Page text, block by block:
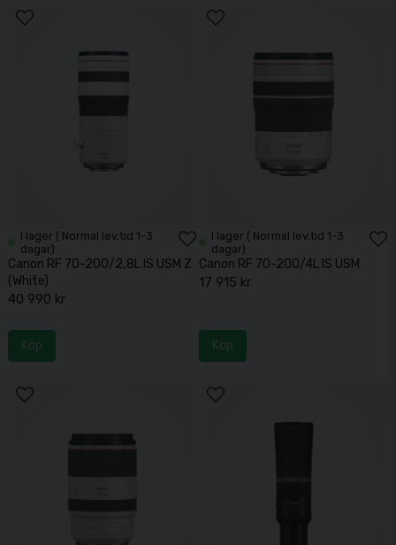
I lager ( Normal lev.tid 1-3
dagar)
Canon RF 70-200/2,8L IS USM Z
(White)
40 990 kr
Köp
I lager ( Normal lev.tid 1-3
dagar)
Canon RF 70-200/4L IS USM
17 915 kr
Köp